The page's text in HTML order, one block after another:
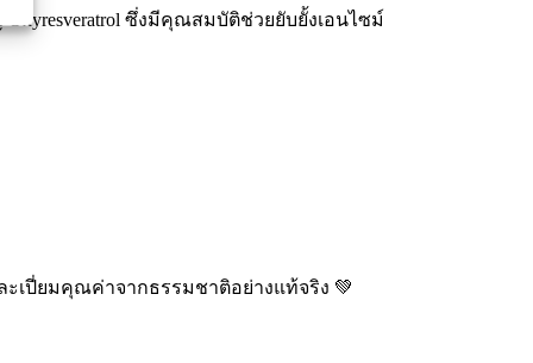
ซึ่งมีคุณสมบัติช่วยยับยั้งเอนไซม์
ปี่ยมคุณค่าจากธรรมชาติอย่างแท้จริง 💚